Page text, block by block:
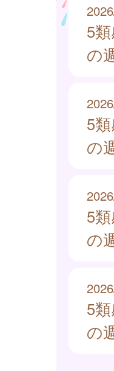
5
の
5
の
5
の
5
の